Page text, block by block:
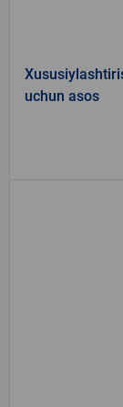
uchun asos